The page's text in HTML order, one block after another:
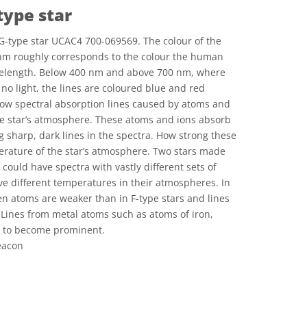
star
star UCAC4 700-069569. The colour of the
roughly corresponds to the colour the human
Below 400 nm and above 700 nm, where
light, the lines are coloured blue and red
spectral absorption lines caused by atoms and
atmosphere. These atoms and ions absorb
sharp, dark lines in the spectra. How strong these
of the star’s atmosphere. Two stars made
have spectra with vastly different sets of
different temperatures in their atmospheres. In
atoms are weaker than in F-type stars and lines
from metal atoms such as atoms of iron,
become prominent.